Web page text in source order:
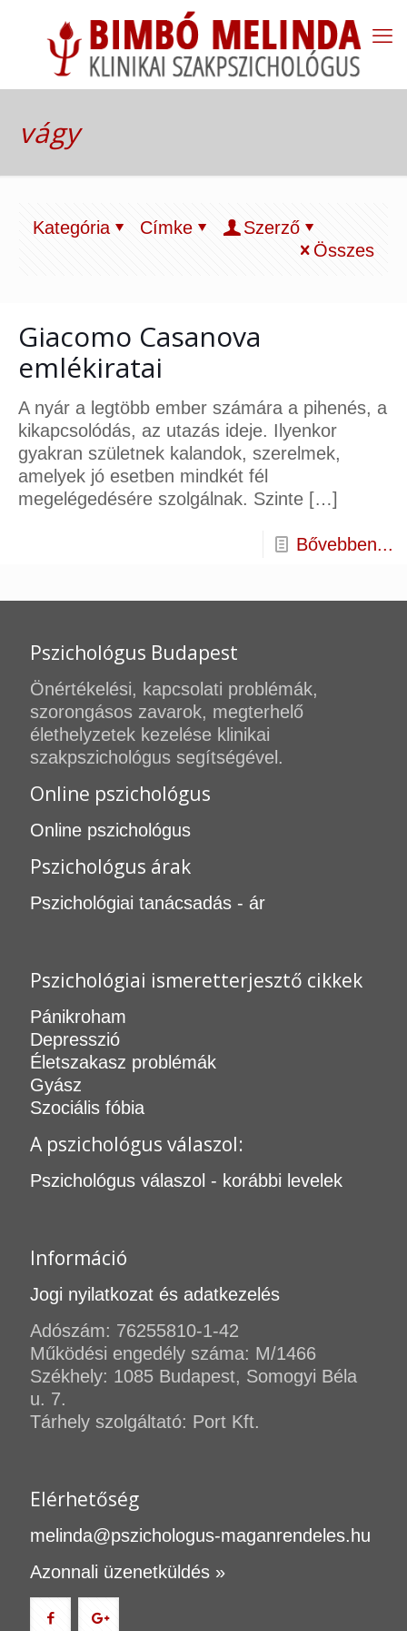
vágy
Kategória Címke
Szerző
Összes
Giacomo Casanova
emlékiratai
A nyár a legtöbb ember számára a pihenés, a
kikapcsolódás, az utazás ideje. Ilyenkor
gyakran születnek kalandok, szerelmek,
amelyek jó esetben mindkét fél
megelégedésére szolgálnak. Szinte […]
Bővebben...
Pszichológus Budapest
Önértékelési, kapcsolati problémák,
szorongásos zavarok, megterhelő
élethelyzetek kezelése klinikai
szakpszichológus segítségével.
Online pszichológus
Online pszichológus
Pszichológus árak
Pszichológiai tanácsadás - ár
Pszichológiai ismeretterjesztő cikkek
Pánikroham
Depresszió
Életszakasz problémák
Gyász
Szociális fóbia
A pszichológus válaszol:
Pszichológus válaszol - korábbi levelek
Információ
Jogi nyilatkozat és adatkezelés
Adószám: 76255810-1-42
Működési engedély száma: M/1466
Székhely: 1085 Budapest, Somogyi Béla
u. 7.
Tárhely szolgáltató: Port Kft.
Elérhetőség
melinda@pszichologus-maganrendeles.hu
Azonnali üzenetküldés »